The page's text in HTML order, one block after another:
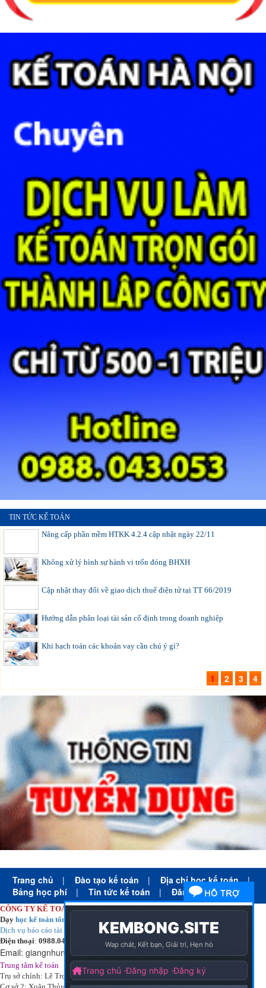
TIN TỨC KẾ TOÁN
Nâng cấp phần mềm HTKK 4.2.4 cập nhật ngày 22/11
Không xử lý hình sự hành vi trốn đóng BHXH
Cập nhật thay đổi về giao dịch thuế điện tử tại TT 66/2019
Hướng dẫn phân loại tài sản cố định trong doanh nghiệp
Khi hạch toán các khoản vay cần chú ý gì?
1 2 3 4
Trang chủ | Đào tạo kế toán | Địa chỉ học kế toán
|
Bảng học phí
| Tin tức kế toán | Đăng ký học
CÔNG TY KẾ TOÁN HÀ NỘI
Dạy học kế toán tổng hợp
Dịch vụ báo cáo tài chính
chuyên nghiệp uy tín giá rẻ
Điện thoại: 0988.043.053
Email: giangnhungkthn@gmail.com
Trung tâm kế toán - Công ty kế toán hà nội ạy tại:
Trụ sở chính: Lê Trọng Tấn - Thanh Xuân - Hà Nội